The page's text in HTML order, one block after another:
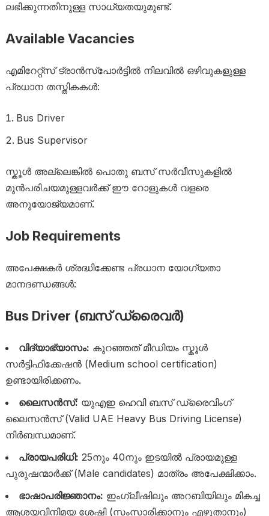
ലഭിക്കുന്നതിനുള്ള സാധ്യതയുമുണ്ട്.
Available Vacancies
എമിറേറ്റ്സ് ട്രാൻസ്പോർട്ടിൽ നിലവിൽ ഒഴിവുകളുള്ള
പ്രധാന തസ്തികകൾ:
Bus Driver
Bus Supervisor
സ്കൂൾ അല്ലെങ്കിൽ പൊതു ബസ് സർവീസുകളിൽ
മുൻപരിചയമുള്ളവർക്ക് ഈ റോളുകൾ വളരെ
അനുയോജ്യമാണ്.
Job Requirements
അപേക്ഷകർ ശ്രദ്ധിക്കേണ്ട പ്രധാന യോഗ്യതാ
മാനദണ്ഡങ്ങൾ:
Bus Driver (ബസ് ഡ്രൈവർ)
വിദ്യാഭ്യാസം: കുറഞ്ഞത് മീഡിയം സ്കൂൾ
സർട്ടിഫിക്കേഷൻ (Medium school certification)
ഉണ്ടായിരിക്കണം.
ലൈസൻസ്: യുഎഇ ഹെവി ബസ് ഡ്രൈവിംഗ്
ലൈസൻസ് (Valid UAE Heavy Bus Driving License)
നിർബന്ധമാണ്.
പ്രായപരിധി: 25നും 40നും ഇടയിൽ പ്രായമുള്ള
പുരുഷന്മാർക്ക് (Male candidates) മാത്രം അപേക്ഷിക്കാം.
ഭാഷാപരിജ്ഞാനം: ഇംഗ്ലീഷിലും അറബിയിലും മികച്ച
ആശയവിനിമയ ശേഷി (സംസാരിക്കാനും എഴുതാനും)